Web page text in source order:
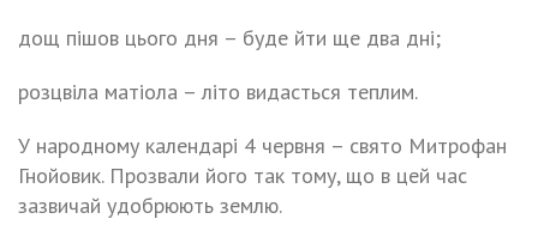
дощ пішов цього дня – буде йти ще два дні;
розцвіла матіола – літо видасться теплим.
У народному календарі 4 червня – свято Митрофан
Гнойовик. Прозвали його так тому, що в цей час
зазвичай удобрюють землю.